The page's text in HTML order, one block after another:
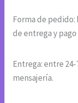
Forma de pedido:
de entrega y
Entrega: entre
mensajería.